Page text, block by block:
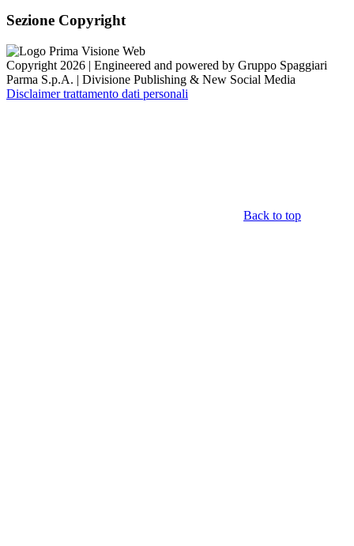
Sezione Copyright
Copyright 2026 | Engineered and powered by Gruppo Spaggiari
Parma S.p.A. | Divisione Publishing & New Social Media
Disclaimer trattamento dati personali
Back to top